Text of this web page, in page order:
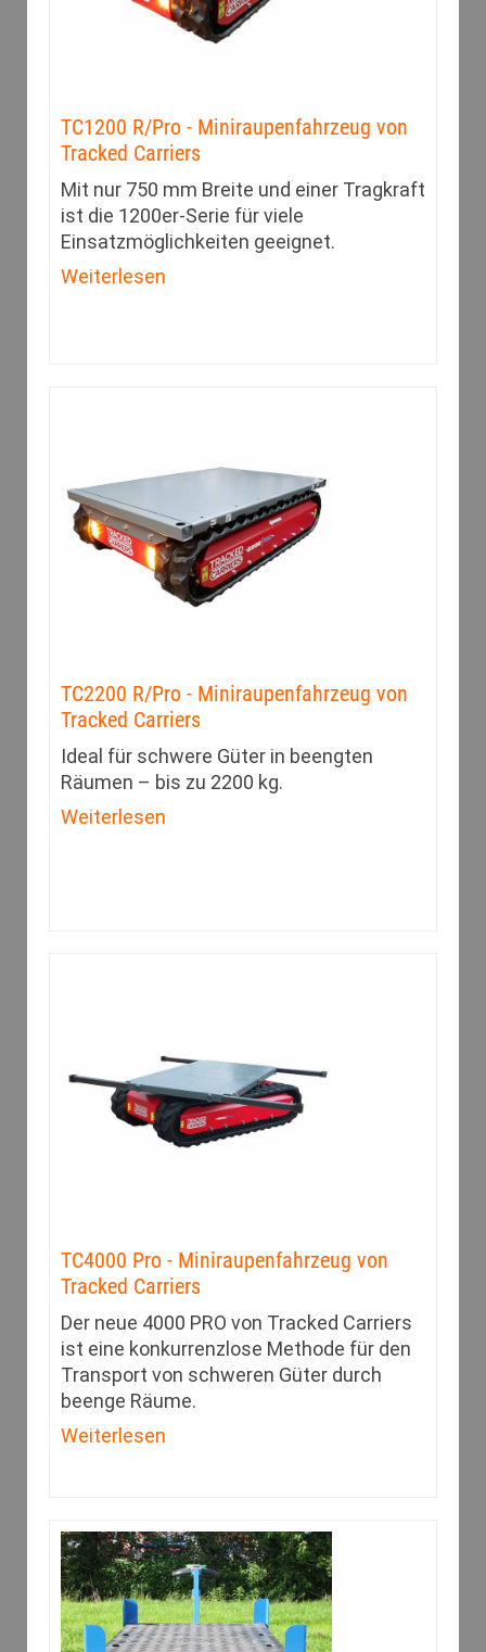
TC1200 R/Pro - Miniraupenfahrzeug von
Tracked Carriers
Mit nur 750 mm Breite und einer Tragkraft
ist die 1200er-Serie für viele
Einsatzmöglichkeiten geeignet.
Weiterlesen
TC2200 R/Pro - Miniraupenfahrzeug von
Tracked Carriers
Ideal für schwere Güter in beengten
Räumen – bis zu 2200 kg.
Weiterlesen
TC4000 Pro - Miniraupenfahrzeug von
Tracked Carriers
Der neue 4000 PRO von Tracked Carriers
ist eine konkurrenzlose Methode für den
Transport von schweren Güter durch
beenge Räume.
Weiterlesen